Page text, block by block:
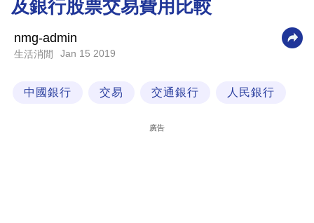
商
科
及銀行股票交易費用比較
nmg-admin
生活消閒 Jan 15 2019
中國銀行 交易 交通銀行 人民銀行
廣告